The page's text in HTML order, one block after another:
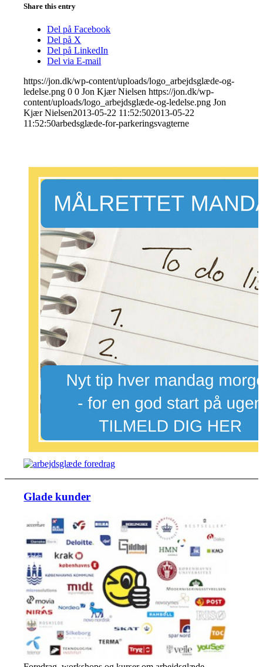
Share this entry
Del på Facebook
Del på X
Del på LinkedIn
Del via E-mail
https://jon.dk/wp-content/uploads/logo_arbejdsglæde-og-
ledelse.png 0 0 Jon Kjær Nielsen https://jon.dk/wp-
content/uploads/logo_arbejdsglæde-og-ledelse.png Jon
Kjær Nielsen2013-05-22 11:52:502013-05-22
11:52:50arbedsglæde-for-parkeringsvagterne
Glade kunder